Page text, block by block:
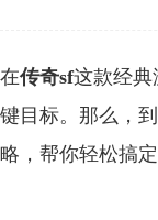
在传奇sf这款经典
键目标。那么，
略，帮你轻松搞定